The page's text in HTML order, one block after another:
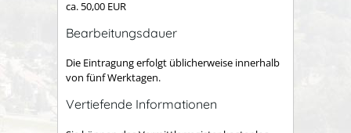
ca. 50,00 EUR
Bearbeitungsdauer
Die Eintragung erfolgt üblicherweise innerhalb
von fünf Werktagen.
Vertiefende Informationen